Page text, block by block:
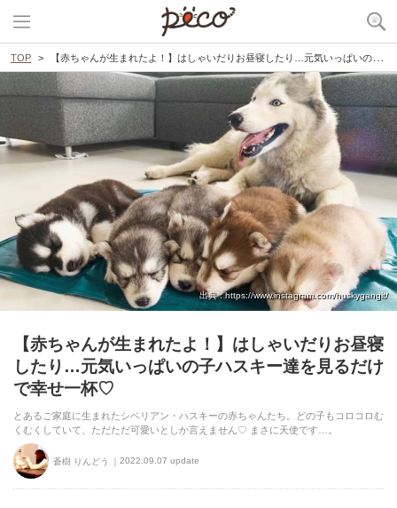
TOP 【赤ちゃんが生まれたよ！】はしゃいだりお昼寝したり…元気いっぱいの子ハスキー達を見るだけで幸せ一杯♡
出典 : https://www.instagram.com/huskyganglt/
【赤ちゃんが生まれたよ！】はしゃいだりお昼寝
したり…元気いっぱいの子ハスキー達を見るだけ
で幸せ一杯♡
とあるご家庭に生まれたシベリアン・ハスキーの赤ちゃんたち。どの子もコロコロむ
くむくしていて、ただただ可愛いとしか言えません♡ まさに天使です…。
蒼樹 りんどう 2022.09.07 update